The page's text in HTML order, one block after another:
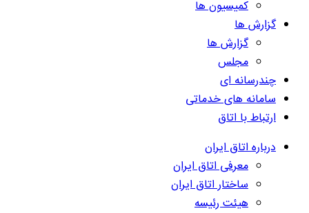
کمیسیون ها
گزارش ها
گزارش ها
مجلس
چندرسانه ای
سامانه های خدماتی
ارتباط با اتاق
درباره اتاق ایران
معرفی اتاق ایران
ساختار اتاق ایران
هیئت رئیسه